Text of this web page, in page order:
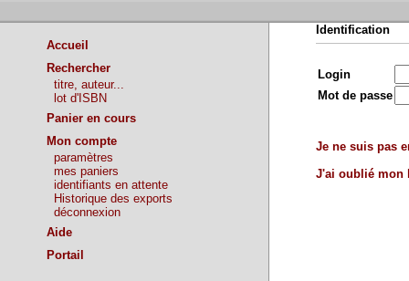
Accueil
Rechercher
titre, auteur...
lot d'ISBN
Panier en cours
Mon compte
paramètres
mes paniers
identifiants en attente
Historique des exports
déconnexion
Aide
Portail
Identification
Login
Mot de passe
Je ne suis pas
J'ai oublié mon